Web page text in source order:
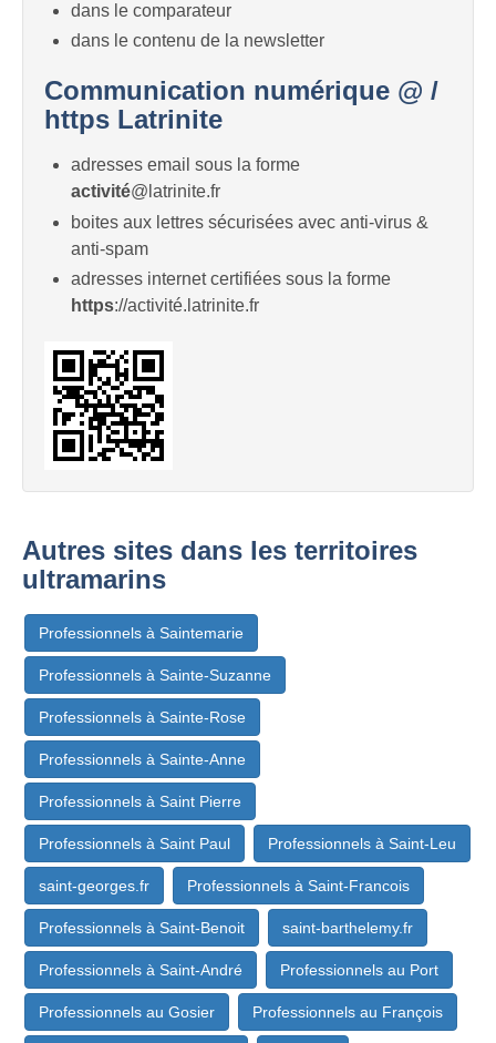
dans le comparateur
dans le contenu de la newsletter
Communication numérique @ /
https Latrinite
adresses email sous la forme
activité@latrinite.fr
boites aux lettres sécurisées avec anti-virus &
anti-spam
adresses internet certifiées sous la forme
https://activité.latrinite.fr
Autres sites dans les territoires
ultramarins
Professionnels à Saintemarie
Professionnels à Sainte-Suzanne
Professionnels à Sainte-Rose
Professionnels à Sainte-Anne
Professionnels à Saint Pierre
Professionnels à Saint Paul Professionnels à Saint-Leu
saint-georges.fr Professionnels à Saint-Francois
Professionnels à Saint-Benoit saint-barthelemy.fr
Professionnels à Saint-André Professionnels au Port
Professionnels au Gosier Professionnels au François